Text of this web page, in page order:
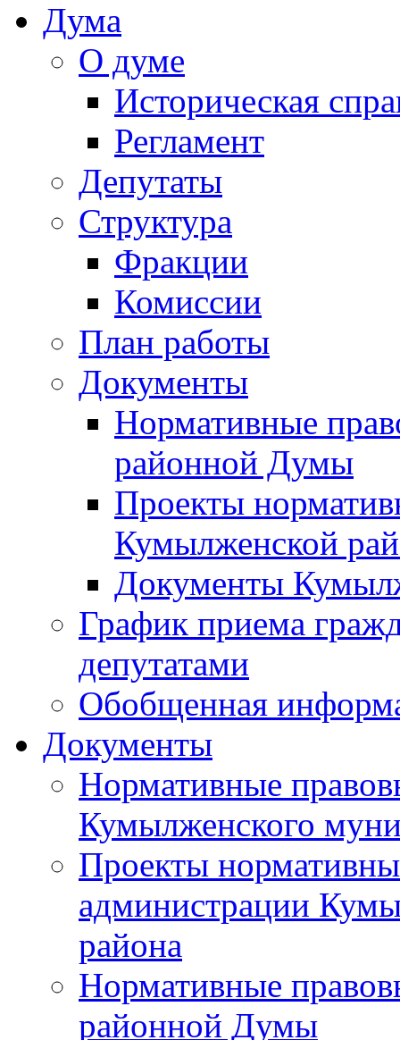
Дума
О думе
Историческая
Регламент
Депутаты
Структура
Фракции
Комиссии
План работы
Документы
Нормативные
районной Думы
Проекты
Кумылженской
Документы
График приема
депутатами
Обобщенная
Документы
Нормативные
Кумылженского
Проекты
администрации
района
Нормативные
районной Думы